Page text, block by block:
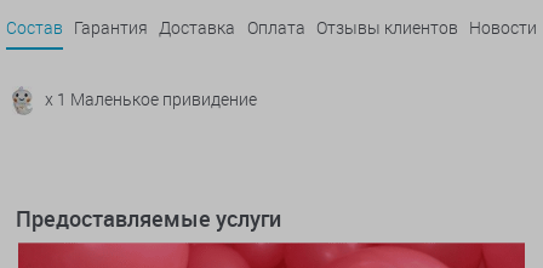
Состав Гарантия Доставка Оплата Отзывы клиентов Новости
x 1 Маленькое привидение
Предоставляемые услуги